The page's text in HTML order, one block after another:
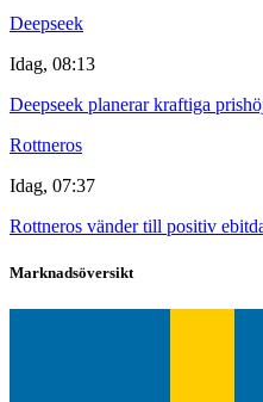
Deepseek
Idag, 08:13
Deepseek planerar kraftiga
Rottneros
Idag, 07:37
Rottneros vänder till positiv
Marknadsöversikt